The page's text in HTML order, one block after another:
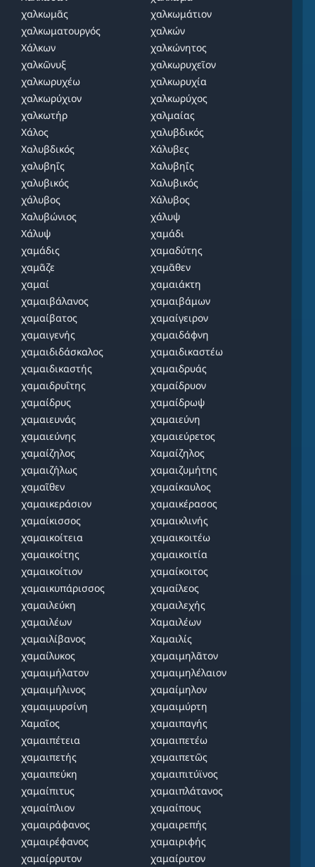
χαλκωμᾶς
χαλκωμάτιον
χαλκωματουργός
χαλκών
Χάλκων
χαλκώνητος
χαλκῶνυξ
χαλκωρυχεῖον
χαλκωρυχέω
χαλκωρυχία
χαλκωρύχιον
χαλκωρύχος
χαλκωτήρ
χαλμαίας
Χάλος
χαλυβδικός
Χαλυβδικός
Χάλυβες
χαλυβηΐς
Χαλυβηΐς
χαλυβικός
Χαλυβικός
χάλυβος
Χάλυβος
Χαλυβώνιος
χάλυψ
Χάλυψ
χαμάδι
χαμάδις
χαμαδύτης
χαμᾶζε
χαμᾶθεν
χαμαί
χαμαιάκτη
χαμαιβάλανος
χαμαιβάμων
χαμαίβατος
χαμαίγειρον
χαμαιγενής
χαμαιδάφνη
χαμαιδιδάσκαλος
χαμαιδικαστέω
χαμαιδικαστής
χαμαιδρυάς
χαμαιδρυΐτης
χαμαίδρυον
χαμαίδρυς
χαμαίδρωψ
χαμαιευνάς
χαμαιεύνη
χαμαιεύνης
χαμαιεύρετος
χαμαίζηλος
Χαμαίζηλος
χαμαιζήλως
χαμαιζυμήτης
χαμαῖθεν
χαμαίκαυλος
χαμαικεράσιον
χαμαικέρασος
χαμαίκισσος
χαμαικλινής
χαμαικοίτεια
χαμαικοιτέω
χαμαικοίτης
χαμαικοιτία
χαμαικοίτιον
χαμαίκοιτος
χαμαικυπάρισσος
χαμαίλεος
χαμαιλεύκη
χαμαιλεχής
χαμαιλέων
Χαμαιλέων
χαμαιλίβανος
Χαμαιλίς
χαμαίλυκος
χαμαιμηλᾶτον
χαμαιμήλατον
χαμαιμηλέλαιον
χαμαιμήλινος
χαμαίμηλον
χαμαιμυρσίνη
χαμαιμύρτη
Χαμαῖος
χαμαιπαγής
χαμαιπέτεια
χαμαιπετέω
χαμαιπετής
χαμαιπετῶς
χαμαιπεύκη
χαμαιπιτύϊνος
χαμαίπιτυς
χαμαιπλάτανος
χαμαίπλιον
χαμαίπους
χαμαιράφανος
χαμαιρεπής
χαμαιρέφανος
χαμαιριφής
χαμαίρρυτον
χαμαίρυτον